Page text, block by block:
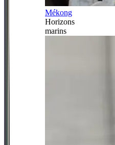
Mékong
Horizons
marins